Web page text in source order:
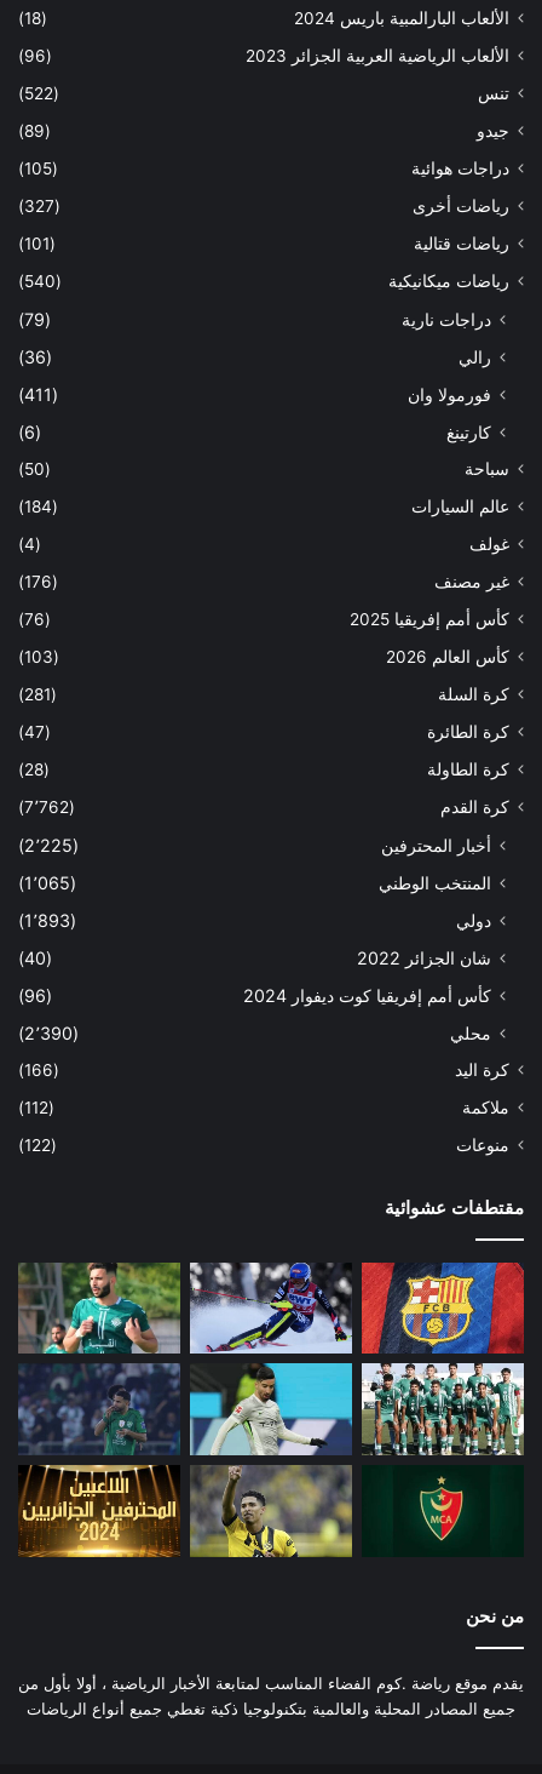
الألعاب البارالمبية باريس 2024
(18)
الألعاب الرياضية العربية الجزائر 2023
(96)
تنس
(522)
جيدو
(89)
دراجات هوائية
(105)
رياضات أخرى
(327)
رياضات قتالية
(101)
رياضات ميكانيكية
(540)
دراجات نارية
(79)
رالي
(36)
فورمولا وان
(411)
كارتينغ
(6)
سباحة
(50)
عالم السيارات
(184)
غولف
(4)
غير مصنف
(176)
كأس أمم إفريقيا 2025
(76)
كأس العالم 2026
(103)
كرة السلة
(281)
كرة الطائرة
(47)
كرة الطاولة
(28)
كرة القدم
(7٬762)
أخبار المحترفين
(2٬225)
المنتخب الوطني
(1٬065)
دولي
(1٬893)
شان الجزائر 2022
(40)
كأس أمم إفريقيا كوت ديفوار 2024
(96)
محلي
(2٬390)
كرة اليد
(166)
ملاكمة
(112)
منوعات
(122)
مقتطفات عشوائية
من نحن
يقدم موقع رياضة .كوم الفضاء المناسب لمتابعة الأخبار الرياضية ، أولا بأول من
جميع المصادر المحلية والعالمية بتكنولوجيا ذكية تغطي جميع أنواع الرياضات